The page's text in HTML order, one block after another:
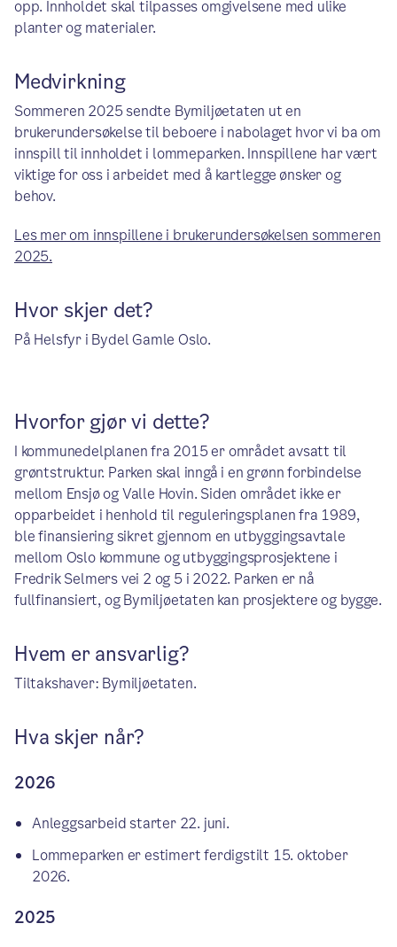
opp. Innholdet skal tilpasses omgivelsene med ulike
planter og materialer.
Medvirkning
Sommeren 2025 sendte Bymiljøetaten ut en
brukerundersøkelse til beboere i nabolaget hvor vi ba om
innspill til innholdet i lommeparken. Innspillene har vært
viktige for oss i arbeidet med å kartlegge ønsker og
behov.
Les mer om innspillene i brukerundersøkelsen sommeren
2025.
Hvor skjer det?
På Helsfyr i Bydel Gamle Oslo.
Hvorfor gjør vi dette?
I kommunedelplanen fra 2015 er området avsatt til
grøntstruktur. Parken skal inngå i en grønn forbindelse
mellom Ensjø og Valle Hovin. Siden området ikke er
opparbeidet i henhold til reguleringsplanen fra 1989,
ble finansiering sikret gjennom en utbyggingsavtale
mellom Oslo kommune og utbyggingsprosjektene i
Fredrik Selmers vei 2 og 5 i 2022. Parken er nå
fullfinansiert, og Bymiljøetaten kan prosjektere og bygge.
Hvem er ansvarlig?
Tiltakshaver: Bymiljøetaten.
Hva skjer når?
2026
Anleggsarbeid starter 22. juni.
Lommeparken er estimert ferdigstilt 15. oktober
2026.
2025